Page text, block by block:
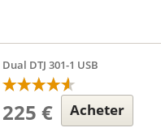
Dual DTJ 301-1 USB
225 € Acheter